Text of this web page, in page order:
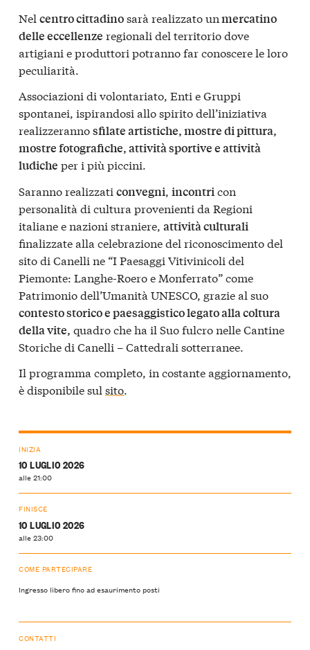
Nel centro cittadinosarà realizzato unmercatino
delle eccellenze regionali del territorio dove
artigiani e produttori potranno far conoscere le loro
peculiarità.
Associazioni di volontariato, Enti e Gruppi
spontanei, ispirandosi allo spirito dell’iniziativa
realizzerannosfilate artistiche, mostre di pittura,
mostre fotografiche, attività sportive e attività
ludiche per i più piccini.
Saranno realizzati convegni, incontricon
personalità di cultura provenienti da Regioni
italiane e nazioni straniere, attività culturali
finalizzate alla celebrazione del riconoscimento del
sito di Canelli ne “I Paesaggi Vitivinicoli del
Piemonte: Langhe-Roero e Monferrato” come
Patrimonio dell’Umanità UNESCO, grazie al suo
contesto storico e paesaggistico legato alla coltura
della vite, quadro che ha il Suo fulcro nelle Cantine
Storiche di Canelli – Cattedrali sotterranee.
Il programma completo, in costante aggiornamento,
è disponibile sul sito.
INIZIA
10 LUGLIO 2026
alle 21:00
FINISCE
10 LUGLIO 2026
alle 23:00
COME PARTECIPARE
Ingresso libero fino ad esaurimento posti
CONTATTI